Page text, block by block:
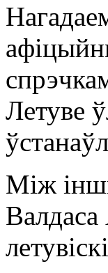
Летуве
Між
Валдаса